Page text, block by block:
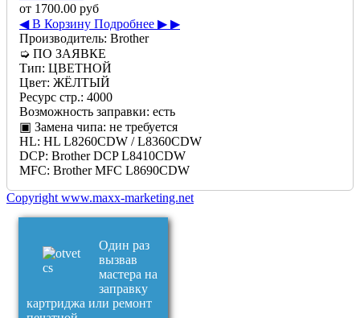
от 1700.00 руб
◀ В Корзину Подробнее ▶ ▶
Производитель: Brother
➭ ПО ЗАЯВКЕ
Тип: ЦВЕТНОЙ
Цвет: ЖЁЛТЫЙ
Ресурс стр.: 4000
Возможность заправки: есть
▣ Замена чипа: не требуется
HL: HL L8260CDW / L8360CDW
DCP: Brother DCP L8410CDW
MFC: Brother MFC L8690CDW
Copyright www.maxx-marketing.net
Один раз
вызвав
мастера на
заправку
картриджа или ремонт